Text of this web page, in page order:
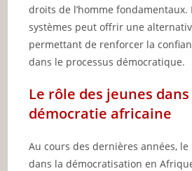
droits de l’homme fondamentaux.
systèmes peut offrir une
permettant de renforcer la
dans le processus démocratique.
Le rôle des jeunes dans
démocratie africaine
Au cours des dernières années,
dans la démocratisation en